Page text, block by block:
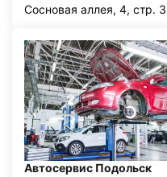
Сосновая аллея, 4, стр. 3
Автосервис Подольск